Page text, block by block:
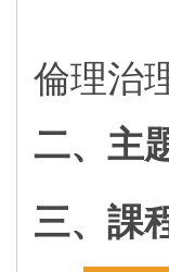
國立
倫理治
二、主
三、課